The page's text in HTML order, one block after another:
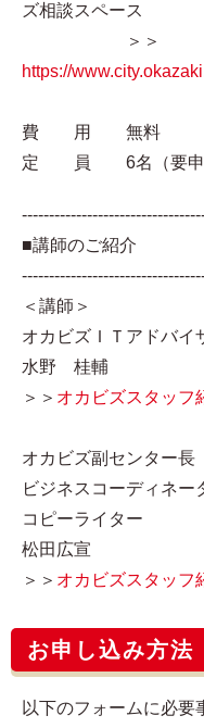
ズ相談スペース
＞＞
https://
費 用 無料
定 員 6名（要申込
■講師のご紹介
＜講師＞
オカビズＩＴアドバイ
水野 桂輔
＞＞ オカビズスタッフ
オカビズ副センター長
ビジネスコーディネー
コピーライター
松田広宣
＞＞ オカビズスタッフ
お申し込み方法
以下のフォームに必要